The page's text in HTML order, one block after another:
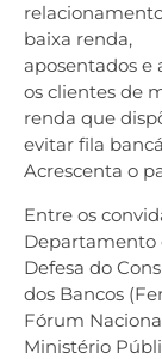
baixa renda,
aposentados e
os clientes de
renda que
evitar fila
Acrescenta o
Entre os
Departamento
Defesa do
dos Bancos
Fórum
Ministério